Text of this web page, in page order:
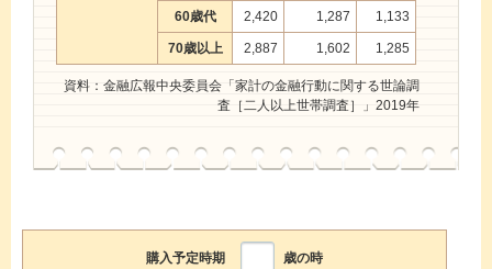
60歳代 2,420 1,287 1,133
70歳以上 2,887 1,602 1,285
資料：金融広報中央委員会「家計の金融行動に関する世論調
査［二人以上世帯調査］」2019年
購入予定時期 歳の時